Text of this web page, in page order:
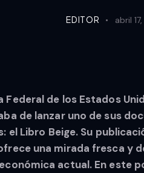
EDITOR abril
Federal de los Estados
de lanzar uno de sus
el Libro Beige. Su
una mirada fresca y
actual. En este